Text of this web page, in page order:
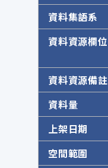
資料集語系
資料資源欄位
資料資源備註
資料量
上架日期
空間範圍